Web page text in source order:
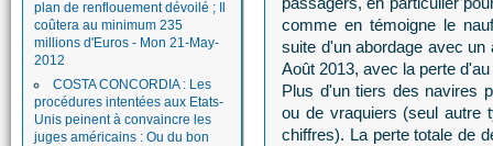
plan de renflouement dévoilé ; Il
coûtera au minimum 235
millions d'Euros - Mon 21-May-
2012
COSTA CONCORDIA : Les
procédures intentées aux Etats-
Unis peinent à convaincre les
juges américains : Ou du bon
comme en témoigne le
suite d'un abordage avec un
Août 2013, avec la perte
Plus d'un tiers des navires
ou de vraquiers (seul autre
chiffres). La perte totale de